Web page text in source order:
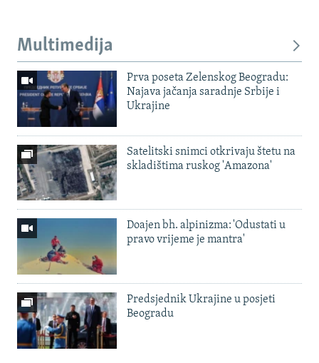
Multimedija
Prva poseta Zelenskog Beogradu:
Najava jačanja saradnje Srbije i
Ukrajine
Satelitski snimci otkrivaju štetu na
skladištima ruskog 'Amazona'
Doajen bh. alpinizma: 'Odustati u
pravo vrijeme je mantra'
Predsjednik Ukrajine u posjeti
Beogradu